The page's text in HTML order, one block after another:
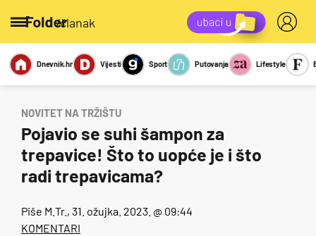
/članak
Miks Kviz
Report
Sexy
Dnevnik.hr Vijesti Sport Putovanja Lifestyle
NOVITET NA TRŽIŠTU
Pojavio se suhi šampon za
trepavice! Što to uopće je i što
radi trepavicama?
Piše M.Tr. , 31. ožujka. 2023. @ 09:44
KOMENTARI